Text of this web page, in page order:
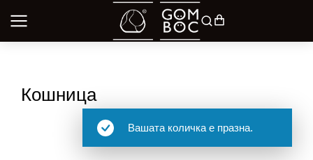
Кошница
Вашата количка е празна.